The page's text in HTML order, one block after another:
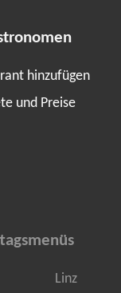
hinzufügen
und Preise
Linz